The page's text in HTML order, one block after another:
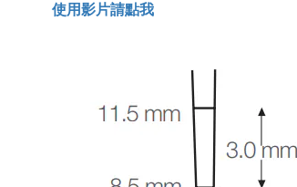
使用影片請點我